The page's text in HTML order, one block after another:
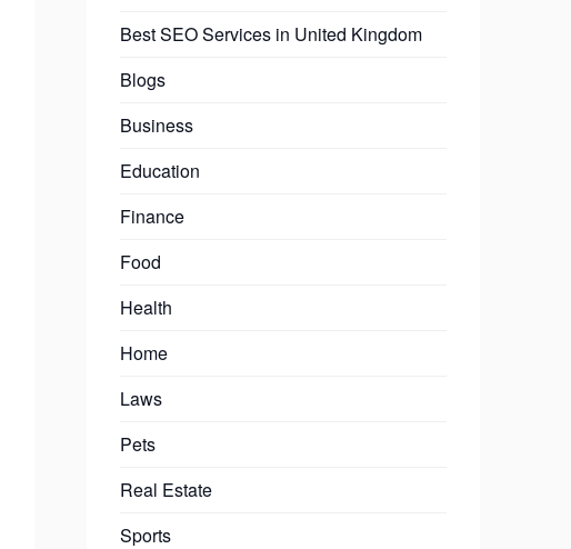
Best SEO Services in United Kingdom
Blogs
Business
Education
Finance
Food
Health
Home
Laws
Pets
Real Estate
Sports